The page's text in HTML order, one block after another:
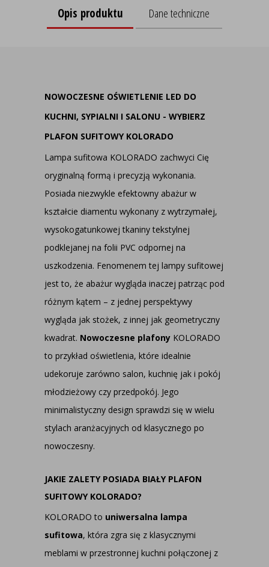
Opis produktu Dane techniczne
NOWOCZESNE OŚWIETLENIE LED DO
KUCHNI, SYPIALNI I SALONU - WYBIERZ
PLAFON SUFITOWY KOLORADO
Lampa sufitowa KOLORADO zachwyci Cię
oryginalną formą i precyzją wykonania.
Posiada niezwykle efektowny abażur w
kształcie diamentu wykonany z wytrzymałej,
wysokogatunkowej tkaniny tekstylnej
podklejanej na folii PVC odpornej na
uszkodzenia. Fenomenem tej lampy sufitowej
jest to, że abażur wygląda inaczej patrząc pod
różnym kątem – z jednej perspektywy
wygląda jak stożek, z innej jak geometryczny
kwadrat. Nowoczesne plafony KOLORADO
to przykład oświetlenia, które idealnie
udekoruje zarówno salon, kuchnię jak i pokój
młodzieżowy czy przedpokój. Jego
minimalistyczny design sprawdzi się w wielu
stylach aranżacyjnych od klasycznego po
nowoczesny.
JAKIE ZALETY POSIADA BIAŁY PLAFON
SUFITOWY KOLORADO?
KOLORADO to uniwersalna lampa
sufitowa, która zgra się z klasycznymi
meblami w przestronnej kuchni połączonej z